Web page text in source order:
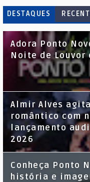
DESTAQUES
Adora Ponto
Noite de Louvor
Almir Alves
romântico com
lançamento
2026
Conheça Ponto
história e